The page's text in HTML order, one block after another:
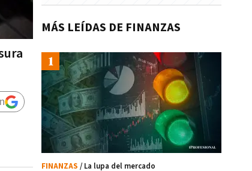
MÁS LEÍDAS DE FINANZAS
FINANZAS / La lupa del mercado